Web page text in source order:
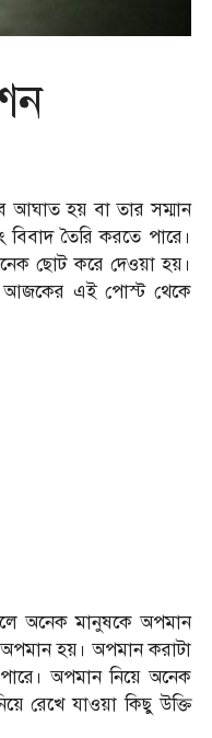
আঘাত হয় বা তার সম্মান
তৈরি করতে পারে।
ছোট করে দেওয়া হয়।
আজকের এই পোস্ট থেকে
অনেক মানুষকে অপমান
হয়। অপমান করাটা
অপমান নিয়ে অনেক
রেখে যাওয়া কিছু উক্তি